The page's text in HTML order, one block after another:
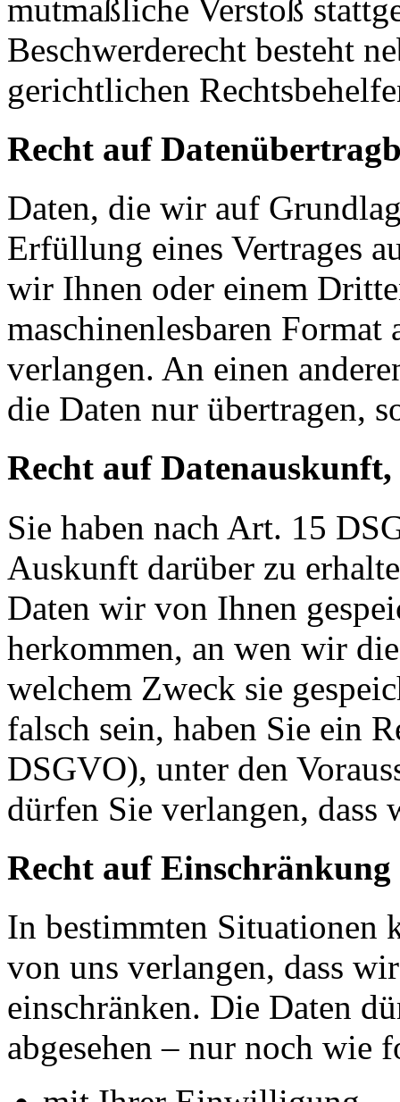
mutmaßliche Verstoß
Beschwerderecht besteht
gerichtlichen
Recht auf
Daten, die wir auf
Erfüllung eines Vertrages
wir Ihnen oder einem
maschinenlesbaren Format
verlangen. An einen
die Daten nur übertragen,
Recht auf
Sie haben nach Art. 15
Auskunft darüber zu
Daten wir von Ihnen
herkommen, an wen wir
welchem Zweck sie
falsch sein, haben Sie ein
DSGVO), unter den
dürfen Sie verlangen, dass
Recht auf
In bestimmten Situationen
von uns verlangen, dass
einschränken. Die Daten
abgesehen – nur noch wie